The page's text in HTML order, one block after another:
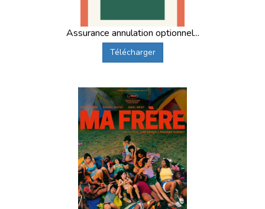
Assurance annulation optionnel...
Télécharger